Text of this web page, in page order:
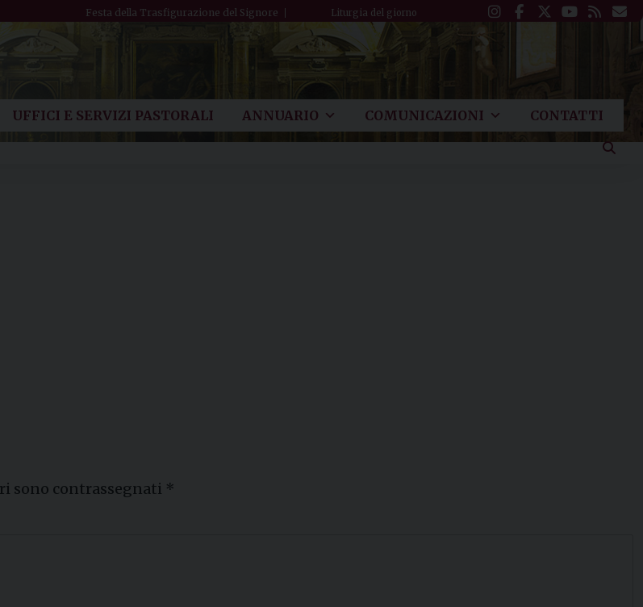
Festa della Trasfigurazione del Signore Liturgia del giorno
UFFICI E SERVIZI PASTORALI ANNUARIO COMUNICAZIONI CONTATTI
sono contrassegnati *